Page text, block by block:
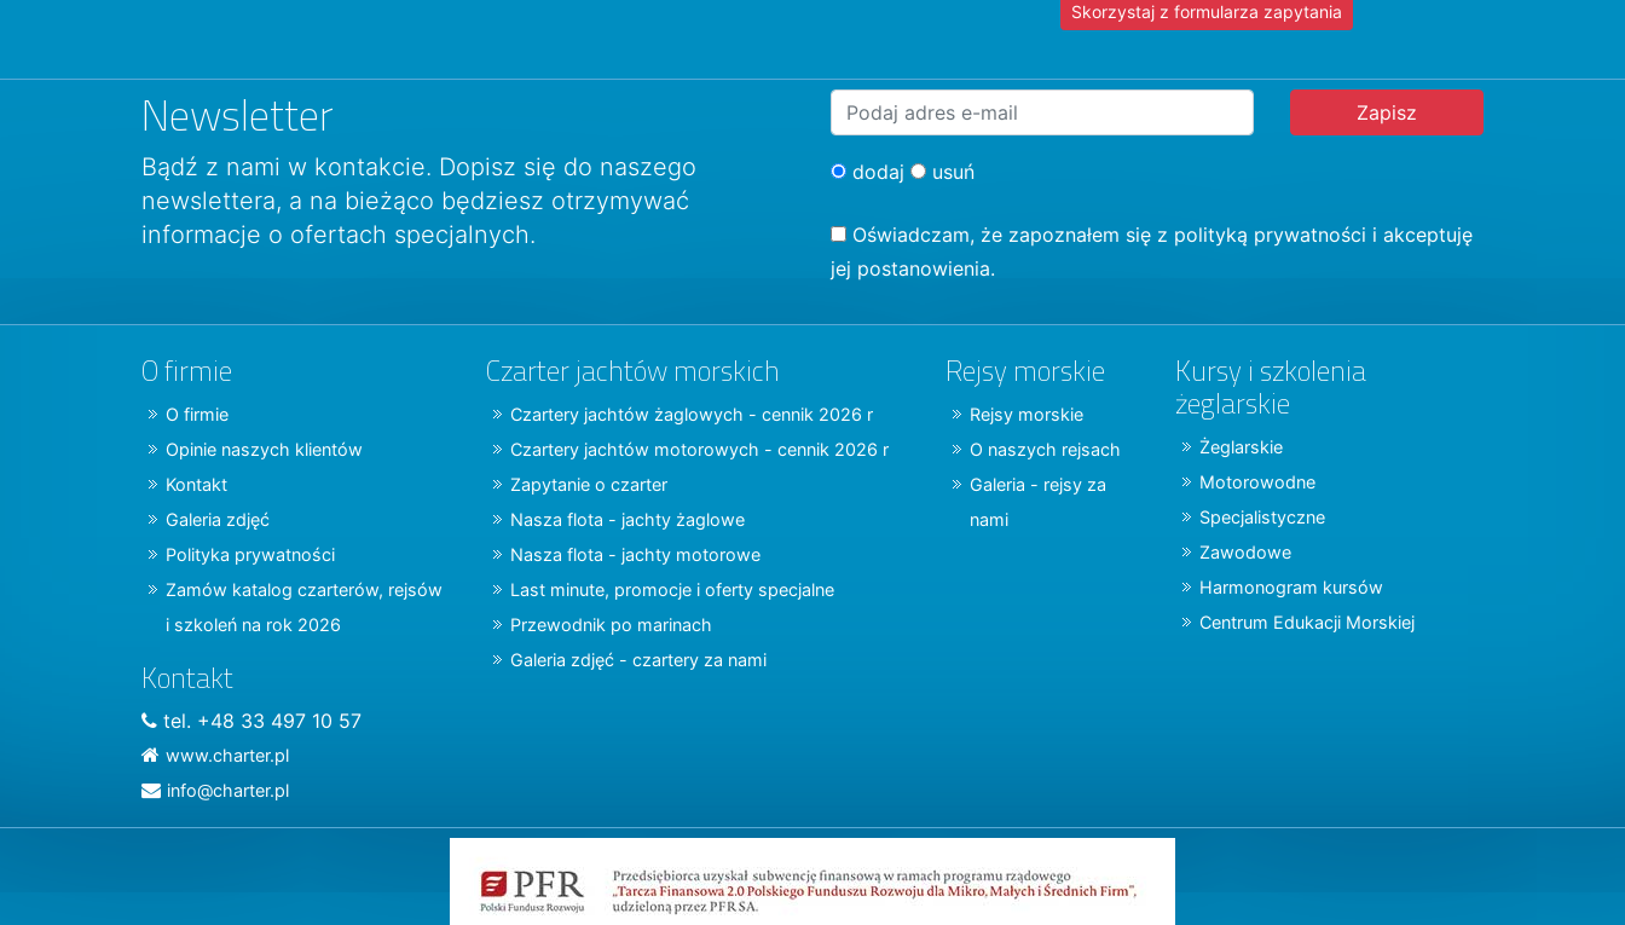
Skorzystaj z formularza zapytania
Newsletter
Bądź z nami w kontakcie. Dopisz się do naszego
newslettera, a na bieżąco będziesz otrzymywać
informacje o ofertach specjalnych.
dodaj usuń
Oświadczam, że zapoznałem się z polityką prywatności i akceptuję
jej postanowienia.
O firmie
O firmie
Opinie naszych klientów
Kontakt
Galeria zdjęć
Polityka prywatności
Zamów katalog czarterów, rejsów
i szkoleń na rok 2026
Kontakt
tel. +48 33 497 10 57
www.charter.pl
info@charter.pl
Czarter jachtów morskich
Czartery jachtów żaglowych - cennik 2026 r
Czartery jachtów motorowych - cennik 2026 r
Zapytanie o czarter
Nasza flota - jachty żaglowe
Nasza flota - jachty motorowe
Last minute, promocje i oferty specjalne
Przewodnik po marinach
Galeria zdjęć - czartery za nami
Rejsy morskie
Rejsy morskie
O naszych rejsach
Galeria - rejsy za
nami
Kursy i szkolenia
żeglarskie
Żeglarskie
Motorowodne
Specjalistyczne
Zawodowe
Harmonogram kursów
Centrum Edukacji Morskiej